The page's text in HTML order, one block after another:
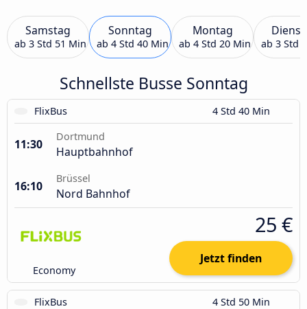
Samstag
ab 3 Std 51 Min
Sonntag
ab 4 Std 40 Min
Montag
ab 4 Std 20 Min ab 3 Std
Schnellste Busse Sonntag
FlixBus 4 Std 40 Min
11:30
Dortmund
Hauptbahnhof
16:10
Brüssel
Nord Bahnhof
Economy
25 €
Jetzt finden
FlixBus 4 Std 50 Min